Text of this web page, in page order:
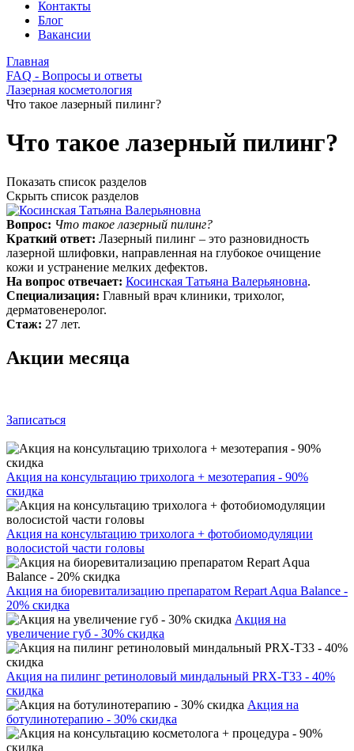
Контакты
Блог
Вакансии
Главная
FAQ - Вопросы и ответы
Лазерная косметология
Что такое лазерный пилинг?
Что такое лазерный пилинг?
Показать список разделов
Скрыть список разделов
Вопрос: Что такое лазерный пилинг?
Краткий ответ: Лазерный пилинг – это разновидность
лазерной шлифовки, направленная на глубокое очищение
кожи и устранение мелких дефектов.
На вопрос отвечает: Косинская Татьяна Валерьяновна.
Специализация: Главный врач клиники, трихолог,
дерматовенеролог.
Стаж: 27 лет.
Акции месяца
Записаться
Акция на консультацию трихолога + мезотерапия - 90%
скидка
Акция на консультацию трихолога + фотобиомодуляции
волосистой части головы
Акция на биоревитализацию препаратом Repart Aqua Balance -
20% скидка
Акция на
увеличение губ - 30% скидка
Акция на пилинг ретиноловый миндальный PRX-T33 - 40%
скидка
Акция на
ботулинотерапию - 30% скидка